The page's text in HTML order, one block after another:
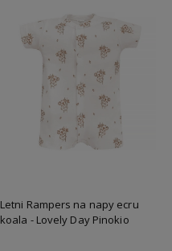
Letni Rampers na napy ecru
koala - Lovely Day Pinokio